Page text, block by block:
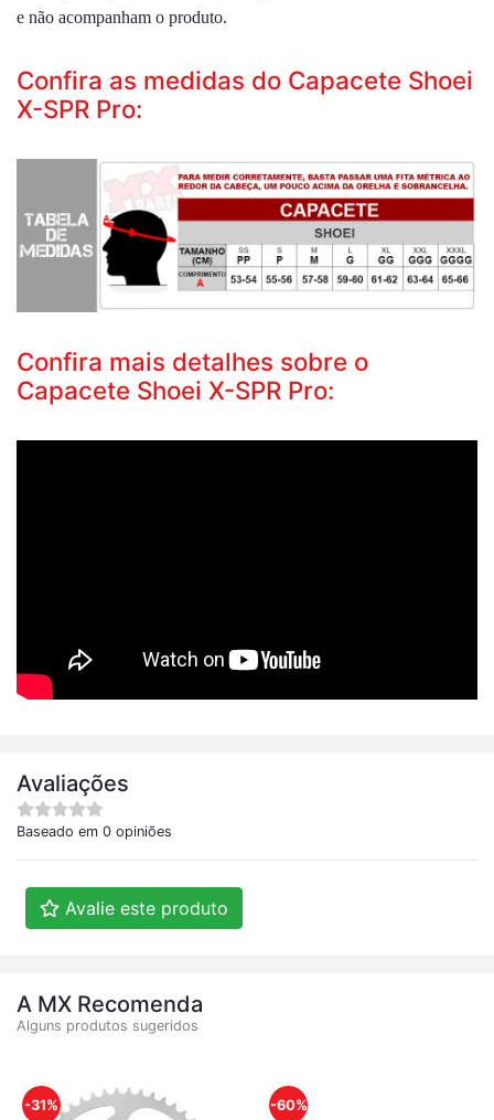
e não acompanham o produto.
Confira as medidas do Capacete Shoei
X-SPR Pro:
Confira mais detalhes sobre o
Capacete Shoei X-SPR Pro:
Avaliações
Baseado em 0 opiniões
Avalie este produto
A MX Recomenda
Alguns produtos sugeridos
-31% -60%